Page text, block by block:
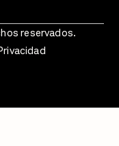
reservados.